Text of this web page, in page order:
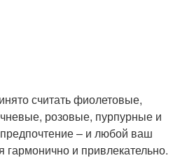
считать фиолетовые,
розовые, пурпурные и
– и любой ваш
гармонично и привлекательно.